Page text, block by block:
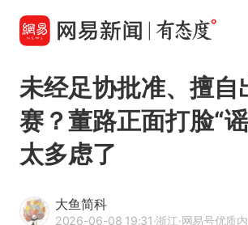
未经足协批准、擅自
赛？董路正面打脸“
太多虑了
大鱼简科
2026-06-08 19:31·浙江·网易号优质内容创